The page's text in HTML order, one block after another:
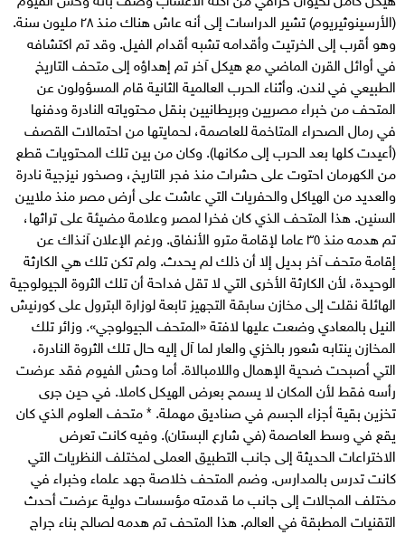
(الأرسينوثيريوم) تشير الدراسات إلى أنه عاش هناك منذ ٢٨ مليون سنة.
وهو أقرب إلى الخرتيت وأقدامه تشبه أقدام الفيل. وقد تم اكتشافه
في أوائل القرن الماضي مع هيكل آخر تم إهداؤه إلى متحف التاريخ
الطبيعي في لندن. وأثناء الحرب العالمية الثانية قام المسؤولون عن
المتحف من خبراء مصريين وبريطانيين بنقل محتوياته النادرة ودفنها
في رمال الصحراء المتاخمة للعاصمة، لحمايتها من احتمالات القصف
(أعيدت كلها بعد الحرب إلى مكانها). وكان من بين تلك المحتويات قطع
من الكهرمان احتوت على حشرات منذ فجر التاريخ، وصخور نيزجية نادرة
والعديد من الهياكل والحفريات التي عاشت على أرض مصر منذ ملايين
السنين. هذا المتحف الذي كان فخرا لمصر وعلامة مضيئة على تراثها،
تم هدمه منذ ٣٥ عاما لإقامة مترو الأنفاق. ورغم الإعلان آنذاك عن
إقامة متحف آخر بديل إلا أن ذلك لم يحدث. ولم تكن تلك هي الكارثة
الوحيدة، لأن الكارثة الأخرى التي لا تقل فداحة أن تلك الثروة الجيولوجية
الهائلة نقلت إلى مخازن سابقة التجهيز تابعة لوزارة البترول على كورنيش
النيل بالمعادي وضعت عليها لافتة «المتحف الجيولوجي». وزائر تلك
المخازن ينتابه شعور بالخزي والعار لما آل إليه حال تلك الثروة النادرة،
التي أصبحت ضحية الإهمال واللامبالاة. أما وحش الفيوم فقد عرضت
رأسه فقط لأن المكان لا يسمح بعرض الهيكل كاملا. في حين جرى
تخزين بقية أجزاء الجسم في صناديق مهملة. * متحف العلوم الذي كان
يقع في وسط العاصمة (في شارع البستان). وفيه كانت تعرض
الاختراعات الحديثة إلى جانب التطبيق العملى لمختلف النظريات التي
كانت تدرس بالمدارس. وضم المتحف خلاصة جهد علماء وخبراء في
مختلف المجالات إلى جانب ما قدمته مؤسسات دولية عرضت أحدث
التقنيات المطبقة في العالم. هذا المتحف تم هدمه لصالح بناء جراج